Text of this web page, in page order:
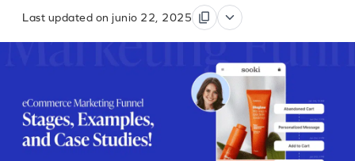
Last updated on junio 22, 2025